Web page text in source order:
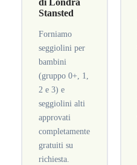
di Londra
Stansted
Forniamo
seggiolini per
bambini
(gruppo 0+, 1,
2 e 3) e
seggiolini alti
approvati
completamente
gratuiti su
richiesta.